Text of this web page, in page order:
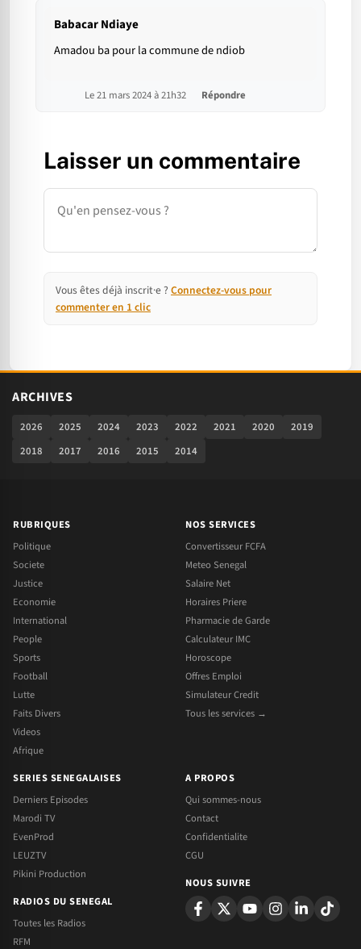
Babacar Ndiaye
Amadou ba pour la commune de ndiob
Le 21 mars 2024 à 21h32 Répondre
Laisser un commentaire
Commentaire
Vous êtes déjà inscrit·e ? Connectez-vous pour
commenter en 1 clic
ARCHIVES
2026 2025 2024 2023 2022 2021 2020
2019
2018
2017 2016 2015 2014
RUBRIQUES
Politique
Societe
Justice
Economie
International
People
Sports
Football
Lutte
Faits Divers
Videos
Afrique
NOS SERVICES
Convertisseur FCFA
Meteo Senegal
Salaire Net
Horaires Priere
Pharmacie de Garde
Calculateur IMC
Horoscope
Offres Emploi
Simulateur Credit
Tous les services →
SERIES SENEGALAISES
Derniers Episodes
Marodi TV
EvenProd
LEUZTV
Pikini Production
RADIOS DU SENEGAL
Toutes les Radios
RFM
A PROPOS
Qui sommes-nous
Contact
Confidentialite
CGU
NOUS SUIVRE